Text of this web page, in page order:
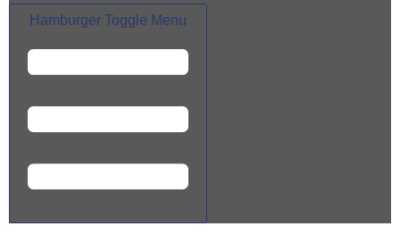
Hamburger Toggle Menu